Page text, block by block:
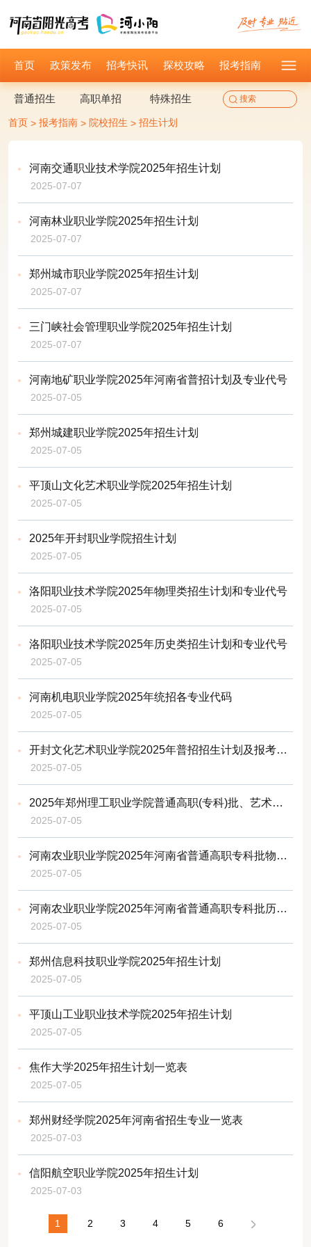
首页 政策发布 招考快讯 探校攻略 报考指南
普通招生 高职单招 特殊招生
首页 > 报考指南 > 院校招生 > 招生计划
河南交通职业技术学院2025年招生计划
2025-07-07
河南林业职业学院2025年招生计划
2025-07-07
郑州城市职业学院2025年招生计划
2025-07-07
三门峡社会管理职业学院2025年招生计划
2025-07-07
河南地矿职业学院2025年河南省普招计划及专业代号
2025-07-05
郑州城建职业学院2025年招生计划
2025-07-05
平顶山文化艺术职业学院2025年招生计划
2025-07-05
2025年开封职业学院招生计划
2025-07-05
洛阳职业技术学院2025年物理类招生计划和专业代号
2025-07-05
洛阳职业技术学院2025年历史类招生计划和专业代号
2025-07-05
河南机电职业学院2025年统招各专业代码
2025-07-05
开封文化艺术职业学院2025年普招招生计划及报考专业代号
2025-07-05
2025年郑州理工职业学院普通高职(专科)批、艺术高职(专科)批报考指南
2025-07-05
河南农业职业学院2025年河南省普通高职专科批物理类招生专业
2025-07-05
河南农业职业学院2025年河南省普通高职专科批历史类招生专业
2025-07-05
郑州信息科技职业学院2025年招生计划
2025-07-05
平顶山工业职业技术学院2025年招生计划
2025-07-05
焦作大学2025年招生计划一览表
2025-07-05
郑州财经学院2025年河南省招生专业一览表
2025-07-03
信阳航空职业学院2025年招生计划
2025-07-03
1 2 3 4 5 6